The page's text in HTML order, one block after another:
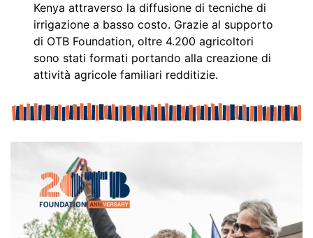
Kenya attraverso la diffusione di tecniche di
irrigazione a basso costo. Grazie al supporto
di OTB Foundation, oltre 4.200 agricoltori
sono stati formati portando alla creazione di
attività agricole familiari redditizie.